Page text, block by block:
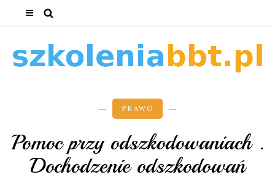
PRAWO
Pomoc przy odszkodowaniach .
Dochodzenie odszkodowań